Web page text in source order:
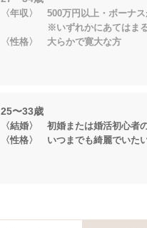
〈年収〉 500万円以上・ボーナ
※いずれかにあてはまる
〈性格〉 大らかで寛大な方
25〜33歳
〈結婚〉 初婚または婚活初心者
〈性格〉 いつまでも綺麗でいた